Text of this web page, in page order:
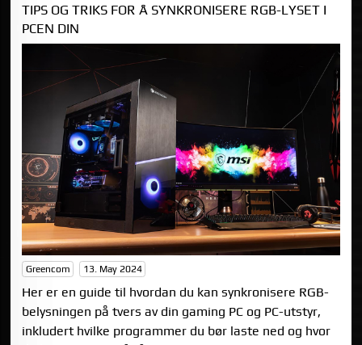
GREENCOM
STASJONÆR GAMING PC KJØPSGUIDE
TIPS OG TRIKS FOR Å SYNKRONISERE RGB-LYSET I
PCEN DIN
Greencom 13. May 2024
Her er en guide til hvordan du kan synkronisere RGB-
belysningen på tvers av din gaming PC og PC-utstyr,
inkludert hvilke programmer du bør laste ned og hvor